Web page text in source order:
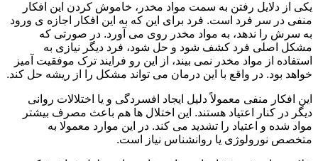
یکی از دلایل رفتن به سمت مواد مخدر، خاموش کردن این افکار
منفی در سر فرد است. فرد برای این که به این افکار اجازه ی ورود
به سرش را ندهد، به مواد مخدر روی می آورد. در صورتی که
مشکل اصلی فرد کشف شود و حل شود، فرد دیگر نیازی به
استفاده از مواد مخدر نمی بیند، از این رو فرایند ترک موفقیت آمیز
خواهد بود. در واقع با این درمان می تواند مشکل را از ریشه حل کند.
این افکار منفی معمولاً دلیل ایجاد افسردگی و یا اختلالات روانی
دیگر در کنار اعتیاد هستند. این اختلال ها هم باعث مصرف بیشتر
مواد شده و اعتیاد را تشدید می کند. در این موارد معمولا به
متخصص نورولوژی یا روانشناس نیاز است.